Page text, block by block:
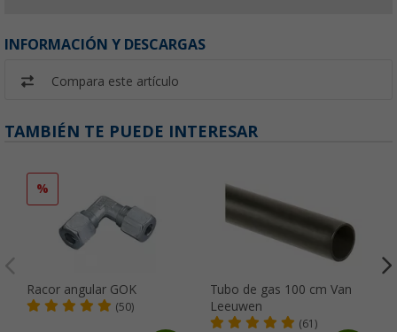
INFORMACIÓN Y DESCARGAS
Compara este artículo
TAMBIÉN TE PUEDE INTERESAR
%
Racor angular GOK
(50)
Tubo de gas 100 cm Van
Leeuwen
(61)